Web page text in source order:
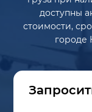
доступны
стоимости,
городе